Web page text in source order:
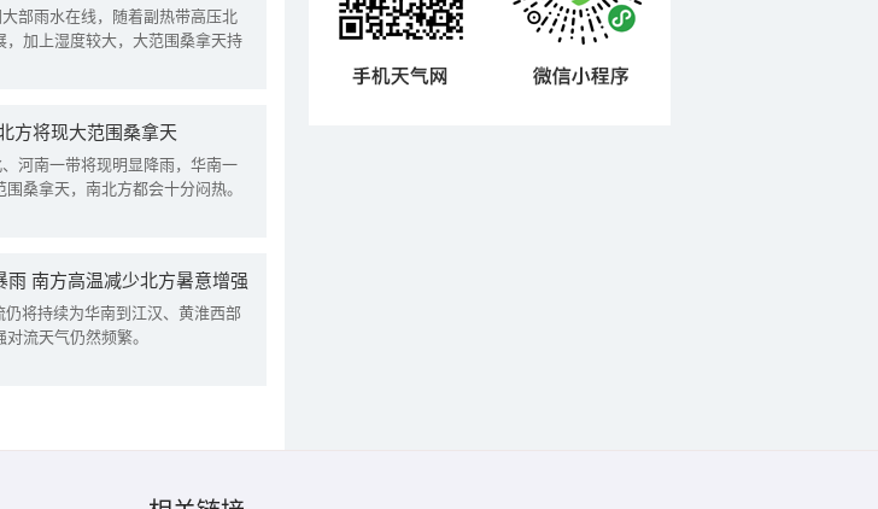
部雨水在线，随着副热带高压北
加上湿度较大，大范围桑拿天持
方将现大范围桑拿天
河南一带将现明显降雨，华南一
桑拿天，南北方都会十分闷热。
雨 南方高温减少北方暑意增强
将持续为华南到江汉、黄淮西部
流天气仍然频繁。